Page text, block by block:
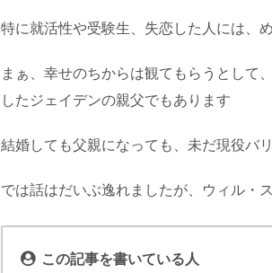
特に就活性や受験生、失恋した人には、
まぁ、幸せのちからは観てもらうとして
したジェイデンの親父でもあります
結婚しても父親になっても、未だ現役バ
では話はだいぶ逸れましたが、ウィル・
この記事を書いている人